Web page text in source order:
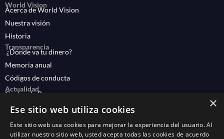
World Vision
Acerca de World Vision
Nuestra visión
Historia
Transparencia
¿Dónde va tu dinero?
Memoria anual
Códigos de conducta
Actualidad
Centro de Prensa
Noticias e historias
FAQs
×
Ese sitio web utiliza cookies
Este sitio web usa cookies para mejorar la experiencia del usuario. Al
utilizar nuestro sitio web, usted acepta todas las cookies de acuerdo